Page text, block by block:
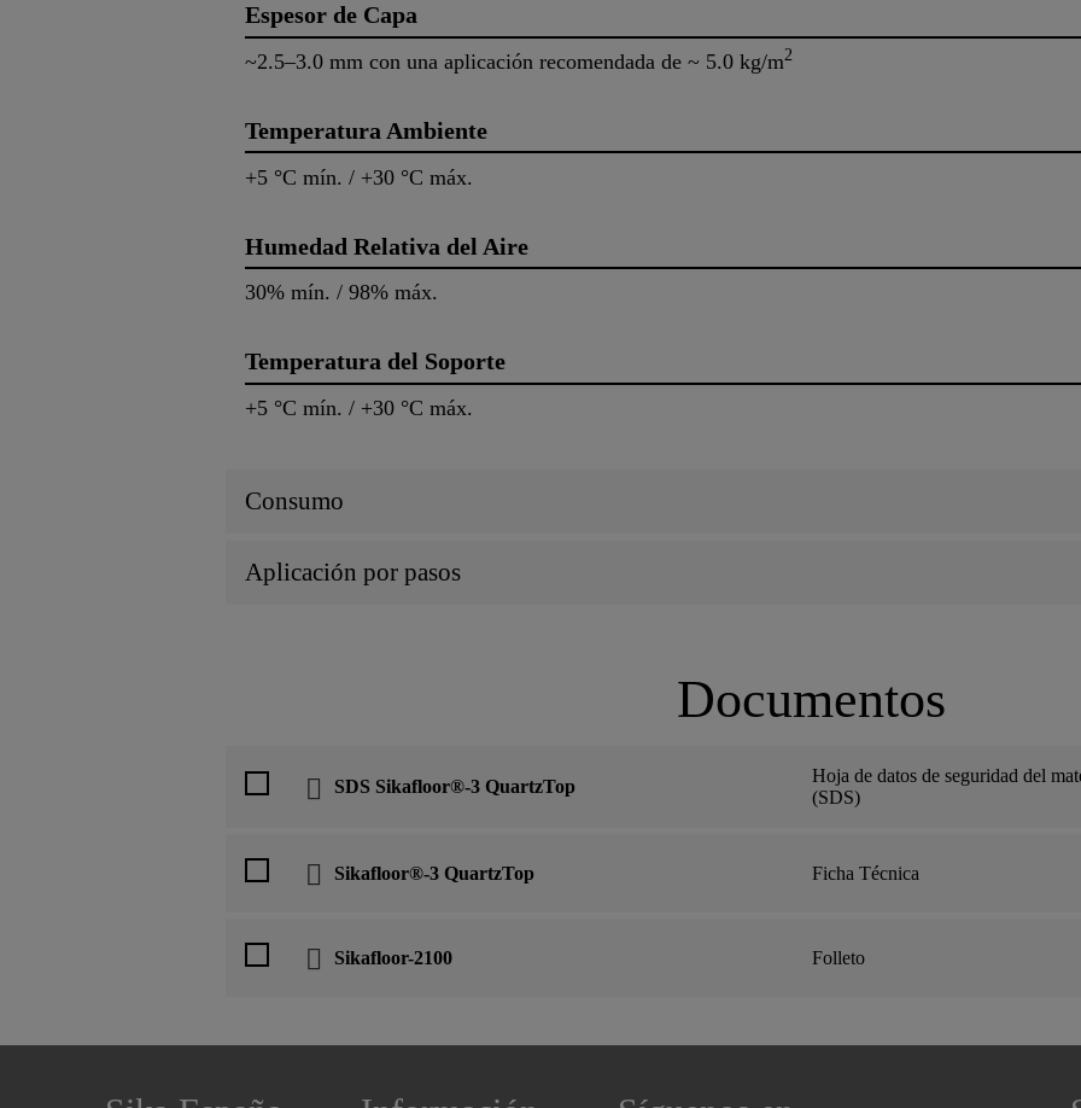
Espesor de Capa
~2.5–3.0 mm con una aplicación recomendada de ~ 5.0 kg/m2
Temperatura Ambiente
+5 °C mín. / +30 °C máx.
Humedad Relativa del Aire
30% mín. / 98% máx.
Temperatura del Soporte
+5 °C mín. / +30 °C máx.
Consumo
Aplicación por pasos
Documentos
SDS Sikafloor®-3 QuartzTop
Hoja de datos de seguridad del
(SDS)
Sikafloor®-3 QuartzTop Ficha Técnica
Sikafloor-2100 Folleto